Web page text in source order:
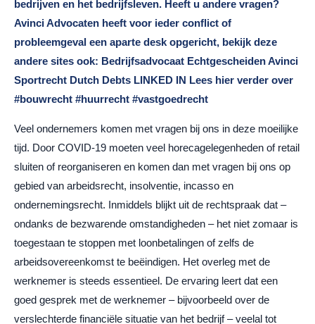
Veel ondernemers komen met vragen bij ons in deze moeilijke
tijd. Door COVID-19 moeten veel horecagelegenheden of retail
sluiten of reorganiseren en komen dan met vragen bij ons op
gebied van arbeidsrecht, insolventie, incasso en
ondernemingsrecht. Inmiddels blijkt uit de rechtspraak dat –
ondanks de bezwarende omstandigheden – het niet zomaar is
toegestaan te stoppen met loonbetalingen of zelfs de
arbeidsovereenkomst te beëindigen. Het overleg met de
werknemer is steeds essentieel. De ervaring leert dat een
goed gesprek met de werknemer – bijvoorbeeld over de
verslechterde financiële situatie van het bedrijf – veelal tot